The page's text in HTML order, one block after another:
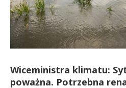
Wiceministra klimatu:
poważna. Potrzebna